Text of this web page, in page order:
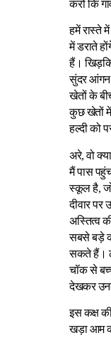
करो कि
हमें रास्ते
में डराते
हैं।
सुंदर आंगन
खेतों के
कुछ खेतों में
हल्दी को
अरे, वो
मैं पास
स्कूल है,
दीवार पर
अस्तित्व
सबसे बड़े
सकते हैं।
चॉक से
देखकर
इस कक्ष
खड़ा आम